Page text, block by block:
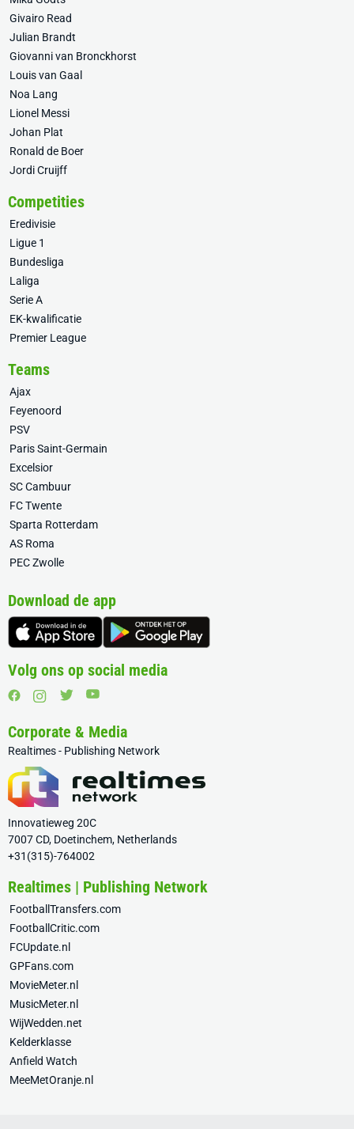
Givairo Read
Julian Brandt
Giovanni van Bronckhorst
Louis van Gaal
Noa Lang
Lionel Messi
Johan Plat
Ronald de Boer
Jordi Cruijff
Competities
Eredivisie
Ligue 1
Bundesliga
Laliga
Serie A
EK-kwalificatie
Premier League
Teams
Ajax
Feyenoord
PSV
Paris Saint-Germain
Excelsior
SC Cambuur
FC Twente
Sparta Rotterdam
AS Roma
PEC Zwolle
Download de app
Volg ons op social media
Corporate & Media
Realtimes - Publishing Network
Innovatieweg 20C
7007 CD, Doetinchem, Netherlands
+31(315)-764002
Realtimes | Publishing Network
FootballTransfers.com
FootballCritic.com
FCUpdate.nl
GPFans.com
MovieMeter.nl
MusicMeter.nl
WijWedden.net
Kelderklasse
Anfield Watch
MeeMetOranje.nl